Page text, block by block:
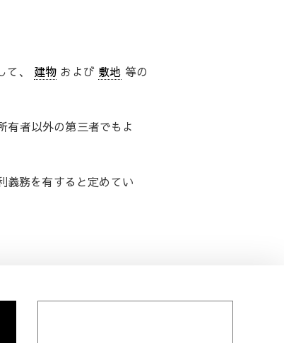
て、 建物 および 敷地 等の
有者以外の第三者でもよ
義務を有すると定めてい